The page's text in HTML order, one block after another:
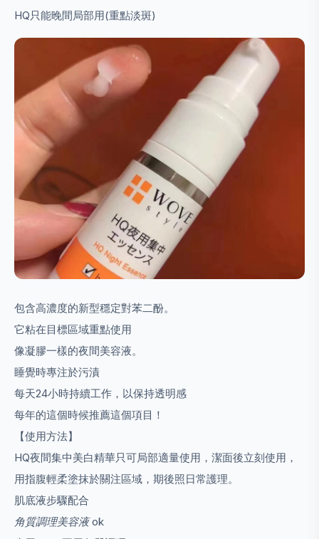
HQ只能晚間局部用(重點淡斑)
包含高濃度的新型穩定對苯二酚。
它粘在目標區域重點使用
像凝膠一樣的夜間美容液。
睡覺時專注於污漬
每天24小時持續工作，以保持透明感
每年的這個時候推薦這個項目！
【使用方法】
HQ夜間集中美白精華只可局部適量使用，潔面後立刻使用，
用指腹輕柔塗抹於關注區域，期後照日常護理。
肌底液步驟配合
角質調理美容液ok